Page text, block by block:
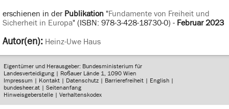
erschienen in der Publikation"Fundamente von Freiheit und
Sicherheit in Europa" (ISBN: 978-3-428-18730-0) - Februar 2023
Autor(en): Heinz-Uwe Haus
Eigentümer und Herausgeber: Bundesministerium für
Landesverteidigung | Roßauer Lände 1, 1090 Wien
Impressum | Kontakt | Datenschutz | Barrierefreiheit | English |
bundesheer.at |Seitenanfang
Hinweisgeberstelle |Verhaltenskodex